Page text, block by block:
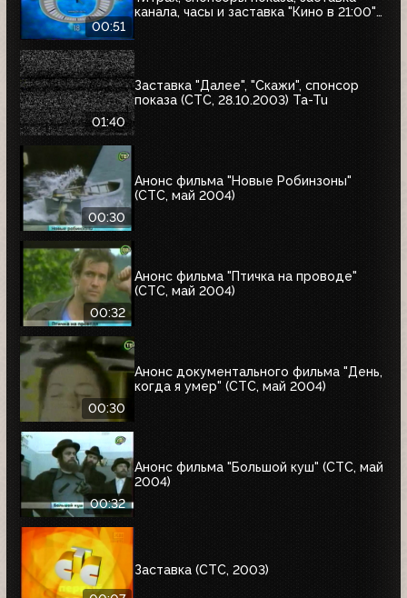
00:51
канала, часы и заставка "Кино в 21:00"
01:40
Заставка "Далее", "Скажи", спонсор
показа (СТС, 28.10.2003) Ta-Tu
00:30
Анонс фильма "Новые Робинзоны"
(СТС, май 2004)
00:32
Анонс фильма "Птичка на проводе"
(СТС, май 2004)
00:30
Анонс документального фильма "День,
когда я умер" (СТС, май 2004)
00:32
Анонс фильма "Большой куш" (СТС, май
2004)
Заставка (СТС, 2003)